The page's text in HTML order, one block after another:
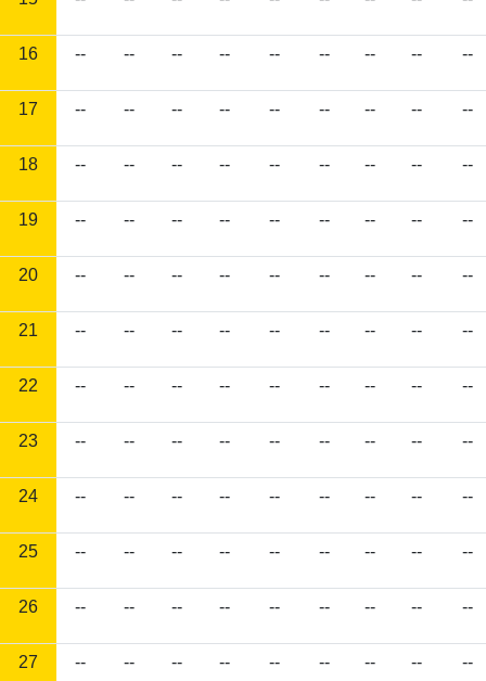
16 -- -- -- -- -- -- -- -- --
17 -- -- -- -- -- -- -- -- --
18 -- -- -- -- -- -- -- -- --
19 -- -- -- -- -- -- -- -- --
20 -- -- -- -- -- -- -- -- --
21 -- -- -- -- -- -- -- -- --
22 -- -- -- -- -- -- -- -- --
23 -- -- -- -- -- -- -- -- --
24 -- -- -- -- -- -- -- -- --
25 -- -- -- -- -- -- -- -- --
26 -- -- -- -- -- -- -- -- --
27 -- -- -- -- -- -- -- -- --